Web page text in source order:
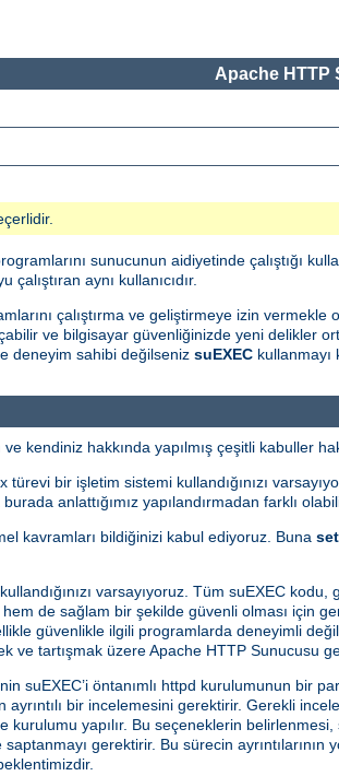
Apache HTTP
sunucunun aidiyetinde çalıştığı
çalıştıran aynı kullanıcıdır.
çalıştırma ve geliştirmeye izin
ve bilgisayar güvenliğinizde yeni delikler
deneyim sahibi değilseniz suEXEC
kendiniz hakkında yapılmış çeşitli kabuller
türevi bir işletim sistemi kullandığınızı
anlattığımız yapılandırmadan farklı
kavramları bildiğinizi kabul ediyoruz. Buna
varsayıyoruz. Tüm suEXEC kodu,
de sağlam bir şekilde güvenli olması için
güvenlikle ilgili programlarda deneyimli
ve tartışmak üzere Apache HTTP Sunucusu
suEXEC’i öntanımlı httpd kurulumunun bir
bir incelemesini gerektirir. Gerekli
yapılır. Bu seçeneklerin belirlenmesi,
gerektirir. Bu sürecin ayrıntılarının